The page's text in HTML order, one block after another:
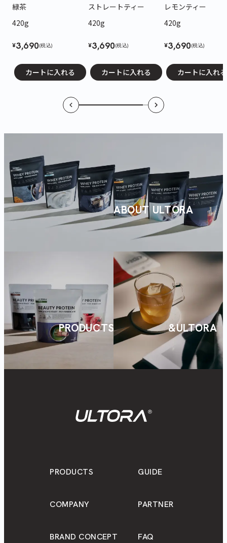
緑茶
420g
¥3,690(税込)
カートに入れる
ストレートティー
420g
¥3,690(税込)
カートに入れる
レモンティー
420g
¥3,690(税込)
カートに入れる
ABOUT ULTORA
PRODUCTS &ULTORA
PRODUCTS GUIDE
COMPANY PARTNER
BRAND CONCEPT FAQ